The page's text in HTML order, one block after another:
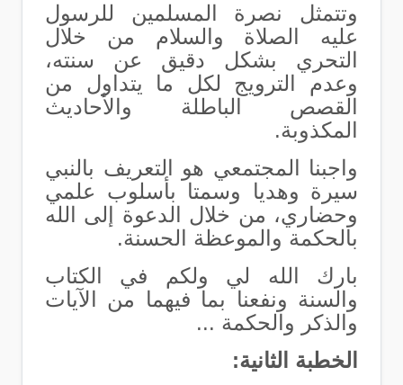
وتتمثل نصرة المسلمين للرسول
عليه الصلاة والسلام من خلال
التحري بشكل دقيق عن سنته،
وعدم الترويج لكل ما يتداول من
القصص الباطلة والأحاديث
المكذوبة.
واجبنا المجتمعي هو التعريف بالنبي
سيرة وهديا وسمتا بأسلوب علمي
وحضاري، من خلال الدعوة إلى الله
بالحكمة والموعظة الحسنة.
بارك الله لي ولكم في الكتاب
والسنة ونفعنا بما فيهما من الآيات
والذكر والحكمة ...
الخطبة الثانية: